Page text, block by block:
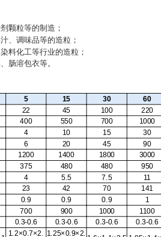
颗粒等的制造；
调味品等的造粒；
化工等行业的造粒；
溶包衣等。
5 15 30 60
22 45 100 220
400 550 700 1000
4 10 15 30
6 20 45 90
1200 1400 1800 3000
375 480 480 950
4 5.5 7.5 11
23 42 70 141
0.9 0.9 0.9 1
700 900 1000 1100
0.3-0.6 0.3-0.6 0.3-0.6 0.3-0.6
1.2×0.7×2. 1.25×0.9×2.